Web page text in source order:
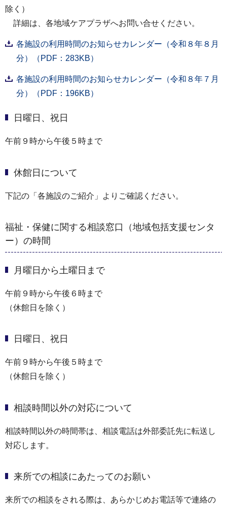
除く）
詳細は、各地域ケアプラザへお問い合せください。
各施設の利用時間のお知らせカレンダー（令和８年８月
分）（PDF：283KB）
各施設の利用時間のお知らせカレンダー（令和８年７月
分）（PDF：196KB）
日曜日、祝日
午前９時から午後５時まで
休館日について
下記の「各施設のご紹介」よりご確認ください。
福祉・保健に関する相談窓口（地域包括支援センタ
ー）の時間
月曜日から土曜日まで
午前９時から午後６時まで
（休館日を除く）
日曜日、祝日
午前９時から午後５時まで
（休館日を除く）
相談時間以外の対応について
相談時間以外の時間帯は、相談電話は外部委託先に転送し
対応します。
来所での相談にあたってのお願い
来所での相談をされる際は、あらかじめお電話等で連絡の